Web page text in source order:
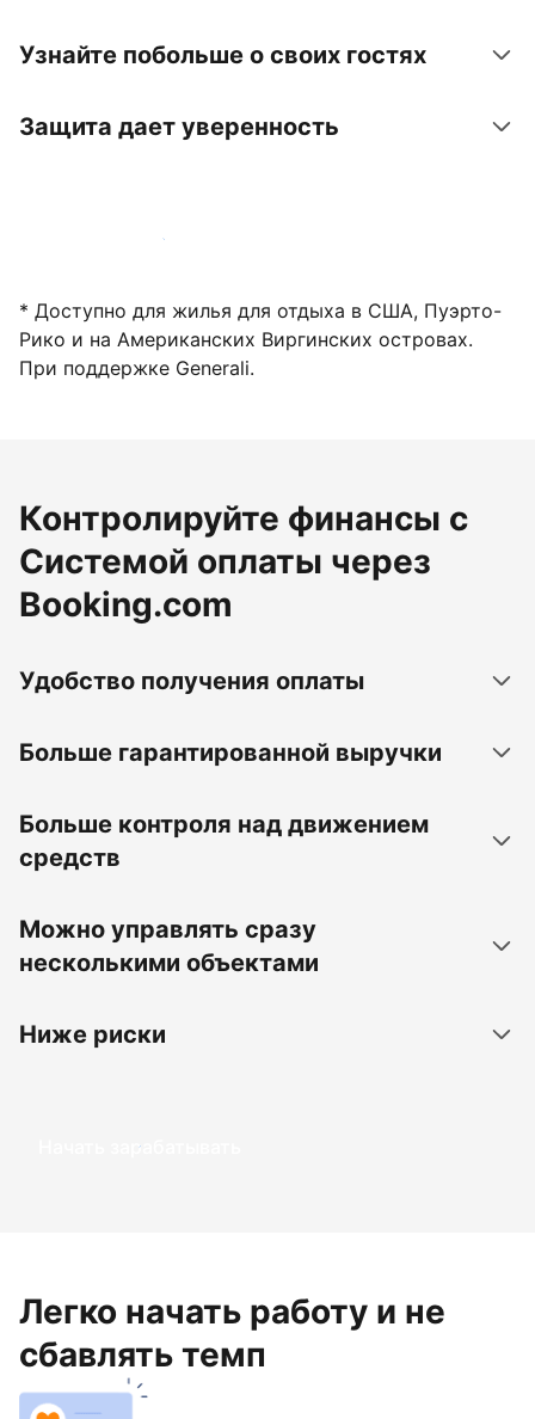
Узнайте побольше о своих гостях
Защита дает уверенность
Зарегистрировать объект
* Доступно для жилья для отдыха в США, Пуэрто-
Рико и на Американских Виргинских островах.
При поддержке Generali.
Контролируйте финансы с
Системой оплаты через
Booking.com
Удобство получения оплаты
Больше гарантированной выручки
Больше контроля над движением
средств
Можно управлять сразу
несколькими объектами
Ниже риски
Начать зарабатывать
Легко начать работу и не
сбавлять темп